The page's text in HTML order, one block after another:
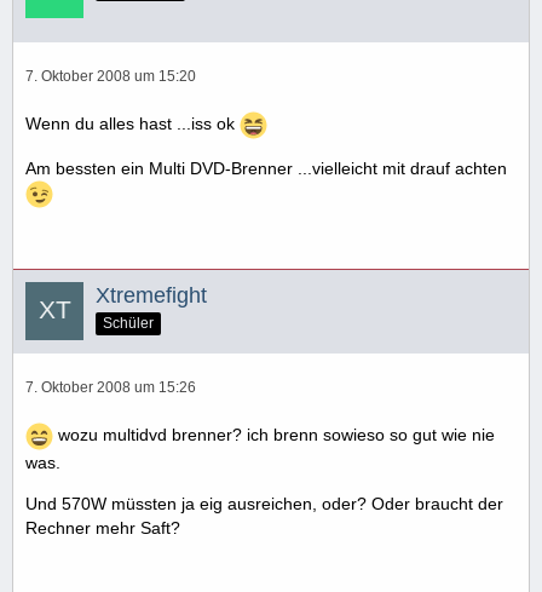
7. Oktober 2008 um 15:20
Wenn du alles hast ...iss ok
Am bessten ein Multi DVD-Brenner ...vielleicht mit drauf achten
Xtremefight
Schüler
7. Oktober 2008 um 15:26
wozu multidvd brenner? ich brenn sowieso so gut wie nie
was.
Und 570W müssten ja eig ausreichen, oder? Oder braucht der
Rechner mehr Saft?